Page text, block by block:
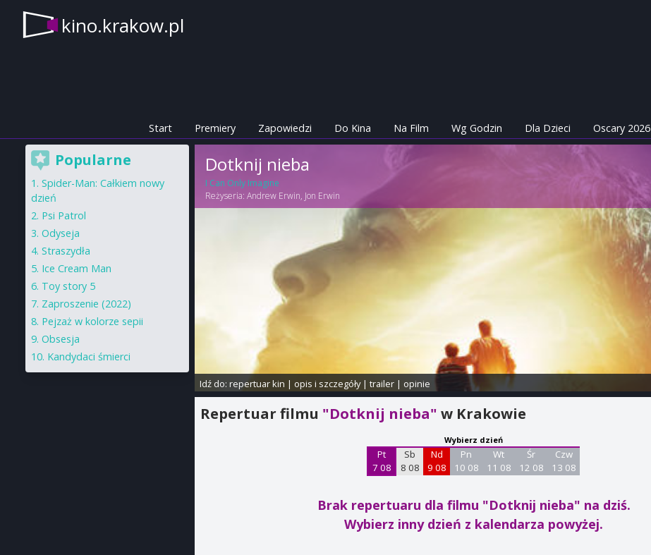
kino.krakow.pl
Start Premiery Zapowiedzi Do Kina Na Film Wg Godzin Dla Dzieci Oscary 2026
Dotknij nieba
I Can Only Imagine
Reżyseria:Andrew Erwin, Jon Erwin
Idź do: repertuar kin | opis i szczegóły| trailer| opinie
Repertuar filmu "Dotknij nieba"w Krakowie
Wybierz dzień
Pt
7 08
Sb
8 08
Nd
9 08
Pn
10 08
Wt
11 08
Śr
12 08
Czw
13 08
Brak repertuaru dla filmu "Dotknij nieba" na dziś.
Wybierz inny dzień z kalendarza powyżej.
Popularne
Spider-Man: Całkiem nowy
dzień
Psi Patrol
Odyseja
Straszydła
Ice Cream Man
Toy story 5
Zaproszenie (2022)
Pejzaż w kolorze sepii
Obsesja
Kandydaci śmierci